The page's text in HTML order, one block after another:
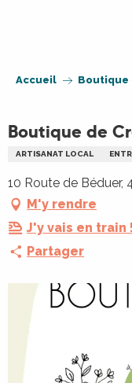
Accueil Boutique
Boutique de
ARTISANAT LOCAL
10 Route de Béduer,
M'y rendre
J'y vais en train !
Partager